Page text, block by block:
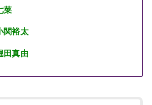
菜
関裕太
田真由